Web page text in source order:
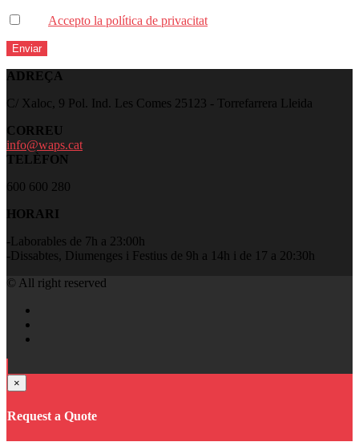
Accepto la política de privacitat
ADREÇA
C/ Xaloc, 9 Pol. Ind. Les Comes 25123 - Torrefarrera Lleida
CORREU
info@waps.cat
TELÈFON
600 600 280
HORARI
-Laborables de 7h a 23:00h
-Dissabtes, Diumenges i Festius de 9h a 14h i de 17 a 20:30h
© All right reserved
×
Request a Quote